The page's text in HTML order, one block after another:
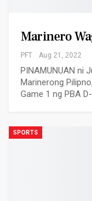
Marinero
PFT Aug 21, 2022
PINAMUNUAN ni
Marinerong
Game 1 ng PBA
SPORTS